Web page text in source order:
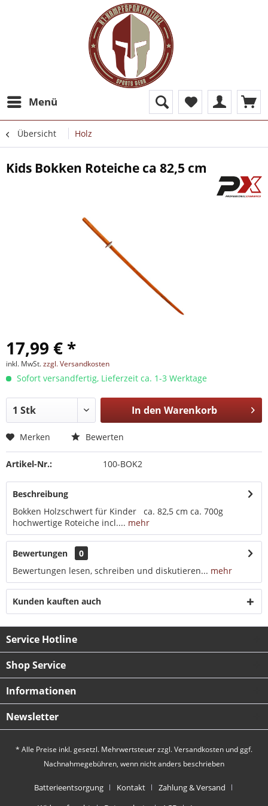
Menü
Übersicht Holz
Kids Bokken Roteiche ca 82,5 cm
17,99 € *
inkl. MwSt.zzgl. Versandkosten
Sofort versandfertig, Lieferzeit ca. 1-3 Werktage
In den Warenkorb
Merken Bewerten
Artikel-Nr.: 100-BOK2
Beschreibung
Bokken Holzschwert für Kinder ca. 82,5 cm ca. 700g
hochwertige Roteiche incl.... mehr
Bewertungen
0
Bewertungen lesen, schreiben und diskutieren... mehr
Kunden kauften auch
Service Hotline
Shop Service
Informationen
Newsletter
* Alle Preise inkl. gesetzl. Mehrwertsteuer zzgl.Versandkosten und ggf.
Nachnahmegebühren, wenn nicht anders beschrieben
Batterieentsorgung Kontakt
Zahlung & Versand